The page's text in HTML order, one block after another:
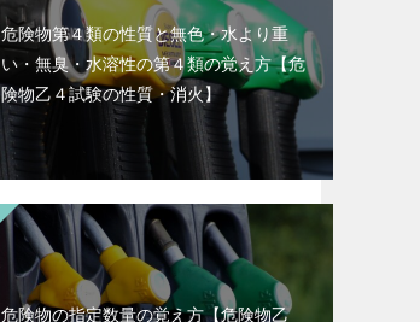
危険物第４類の性質と無色・水より重
い・無臭・水溶性の第４類の覚え方【危
険物乙４試験の性質・消火】
危険物の指定数量の覚え方【危険物乙